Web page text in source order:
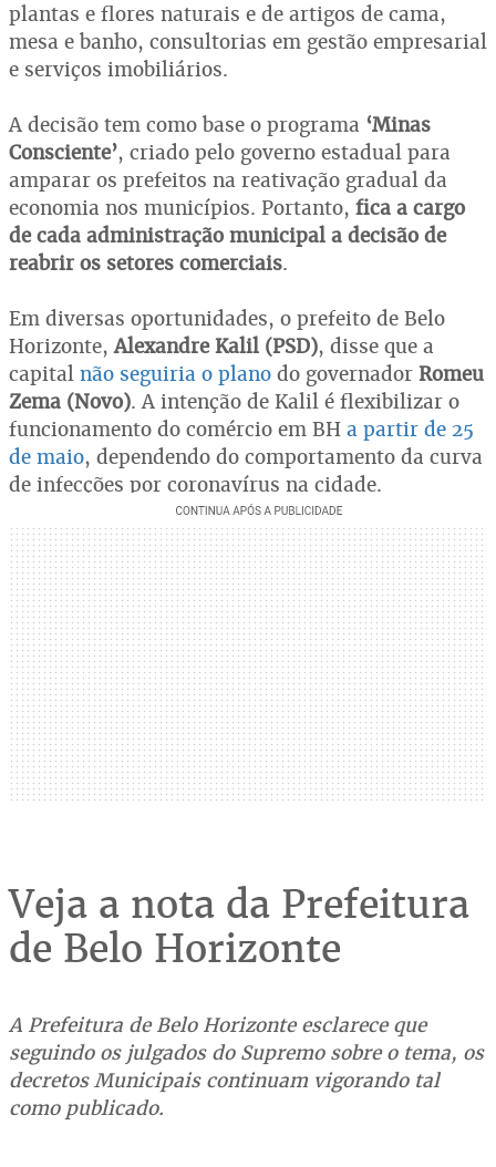
plantas e flores naturais e de artigos de cama,
mesa e banho, consultorias em gestão empresarial
e serviços imobiliários.
A decisão tem como base o programa ‘Minas
Consciente’, criado pelo governo estadual para
amparar os prefeitos na reativação gradual da
economia nos municípios. Portanto, fica a cargo
de cada administração municipal a decisão de
reabrir os setores comerciais.
Em diversas oportunidades, o prefeito de Belo
Horizonte,Alexandre Kalil (PSD), disse que a
capital não seguiria o plano do governador Romeu
Zema (Novo). A intenção de Kalil é flexibilizar o
funcionamento do comércio em BH a partir de 25
de maio, dependendo do comportamento da curva
de infecções por coronavírus na cidade.
Veja a nota da Prefeitura
de Belo Horizonte
A Prefeitura de Belo Horizonte esclarece que
seguindo os julgados do Supremo sobre o tema, os
decretos Municipais continuam vigorando tal
como publicado.